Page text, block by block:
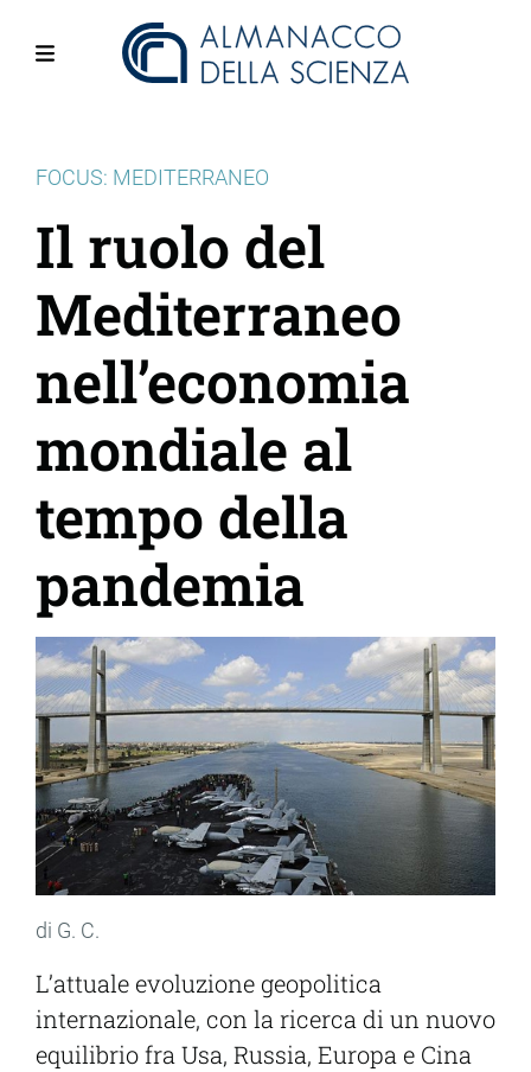
FOCUS: MEDITERRANEO
Il ruolo del
Mediterraneo
nell’economia
mondiale al
tempo della
pandemia
di G. C.
L’attuale evoluzione geopolitica
internazionale, con la ricerca di un nuovo
equilibrio fra Usa, Russia, Europa e Cina